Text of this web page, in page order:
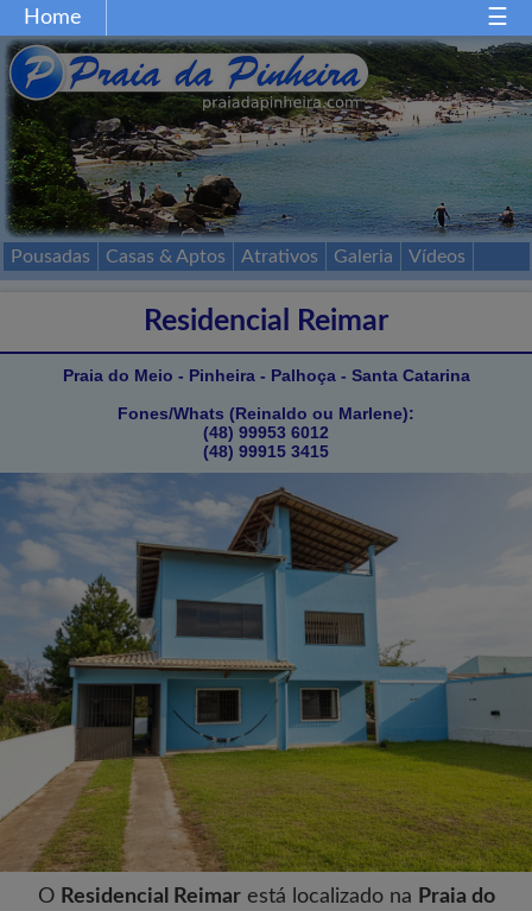
Home
Home Gastronomia
Esportes
Mapa Acessos
Pousadas Casas & Aptos Atrativos Galeria
Vídeos
Residencial Reimar
Praia do Meio - Pinheira - Palhoça - Santa Catarina
Fones/Whats (Reinaldo ou Marlene):
(48) 99953 6012
(48) 99915 3415
O Residencial Reimarestá localizado na Praia do